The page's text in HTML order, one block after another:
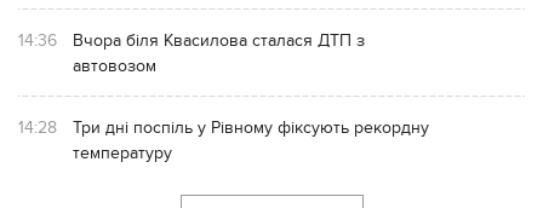
14:36
Вчора біля Квасилова сталася ДТП з
автовозом
14:28
Три дні поспіль у Рівному фіксують рекордну
температуру